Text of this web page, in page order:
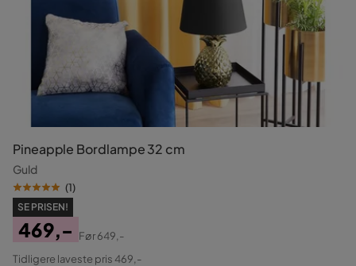
Pineapple Bordlampe 32 cm
Guld
(1)
SE PRISEN!
Pris
469,-
Original
Før649,-
Tidligere laveste pris 469,-